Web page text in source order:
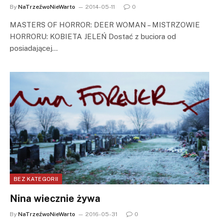
By NaTrzeźwoNieWarto 2014-05-11 0
MASTERS OF HORROR: DEER WOMAN – MISTRZOWIE
HORRORU: KOBIETA JELEŃ Dostać z buciora od
posiadającej…
BEZ KATEGORII
Nina wiecznie żywa
By NaTrzeźwoNieWarto 2016-05-31 0